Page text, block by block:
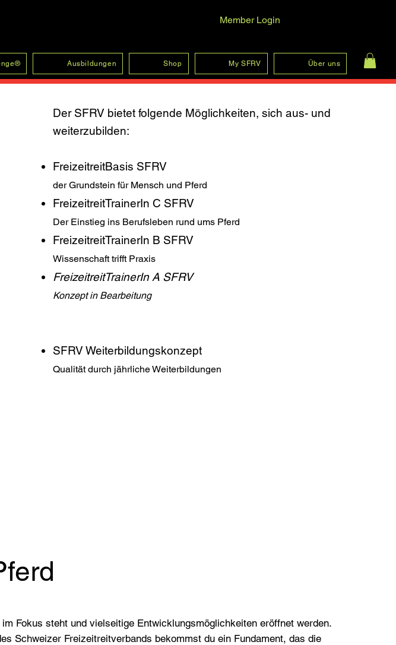
Member Login
Ausbildungen Shop My SFRV Über uns
Der SFRV bietet folgende Möglichkeiten, sich aus- und
weiterzubilden:
FreizeitreitBasis SFRV
der Grundstein für Mensch und Pferd
FreizeitreitTrainerIn C SFRV
Der Einstieg ins Berufsleben rund ums Pferd
FreizeitreitTrainerIn B SFRV
Wissenschaft trifft Praxis
FreizeitreitTrainerIn A SFRV
Konzept in Bearbeitung
SFRV Weiterbildungskonzept
Qualität durch jährliche Weiterbildungen
Fokus steht und vielseitige Entwicklungsmöglichkeiten eröffnet werden.
Schweizer Freizeitreitverbands bekommst du ein Fundament, das die